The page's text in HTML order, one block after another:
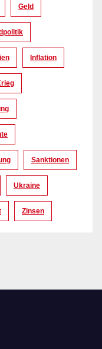
Geld
Inflation
Sanktionen
Ukraine
Zinsen